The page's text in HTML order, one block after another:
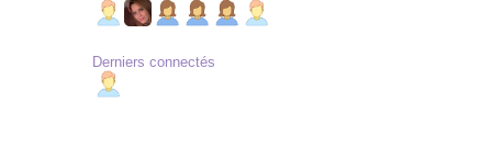
Derniers connectés